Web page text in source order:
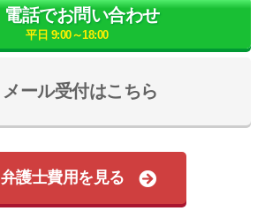
メール受付はこちら
電話でお問い合わせ
平日 9:00～18:00
弁護士費用を見る